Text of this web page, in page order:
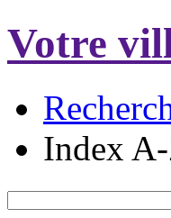
Votre
Index